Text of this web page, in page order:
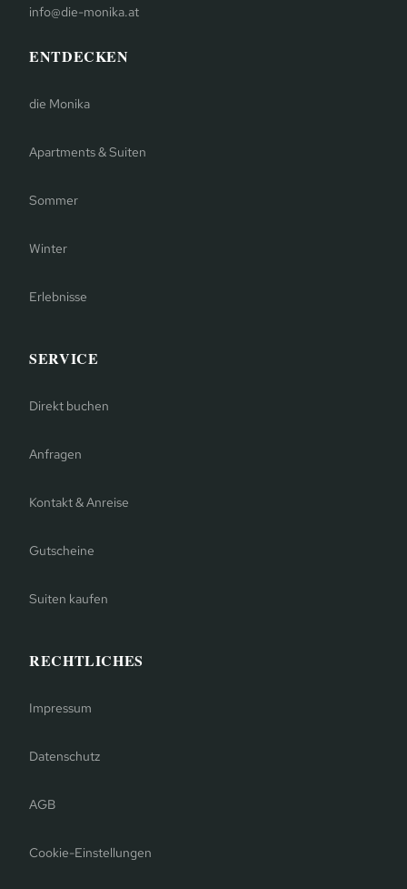
info@die-monika.at
ENTDECKEN
die Monika
Apartments & Suiten
Sommer
Winter
Erlebnisse
SERVICE
Direkt buchen
Anfragen
Kontakt & Anreise
Gutscheine
Suiten kaufen
RECHTLICHES
Impressum
Datenschutz
AGB
Cookie-Einstellungen